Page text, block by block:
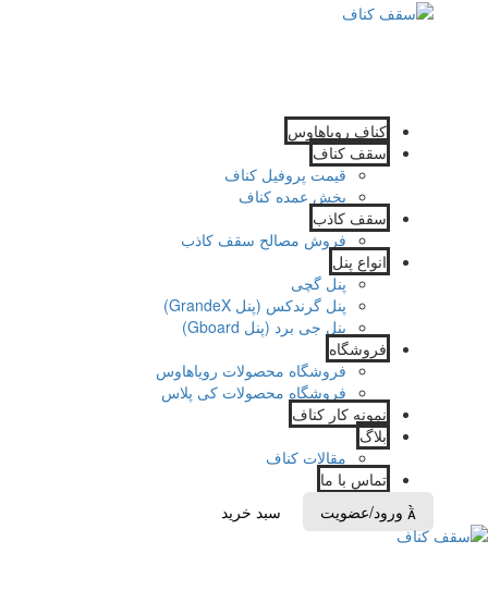
کناف رویاهاوس
سقف کناف
قیمت پروفیل کناف
پخش عمده کناف
سقف کاذب
فروش مصالح سقف کاذب
انواع پنل
پنل گچی
پنل گرندکس (پنل GrandeX)
پنل جی برد (پنل Gboard)
فروشگاه
فروشگاه محصولات رویاهاوس
فروشگاه محصولات کی پلاس
نمونه کار کناف
بلاگ
مقالات کناف
تماس با ما
 ورود/عضویت سبد خرید